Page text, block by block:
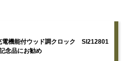
電機能付ウッド調クロック SI212801
念品にお勧め